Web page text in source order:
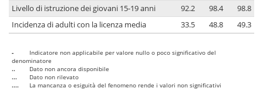
Livello di istruzione dei giovani 15-19 anni 92.2 98.4
98.8
Incidenza di adulti con la licenza media
33.5 48.8 49.3
-
Indicatore non applicabile per valore nullo o poco significativo del
denominatore
..
Dato non ancora disponibile
...
Dato non rilevato
....
La mancanza o esiguità del fenomeno rende i valori non significativi